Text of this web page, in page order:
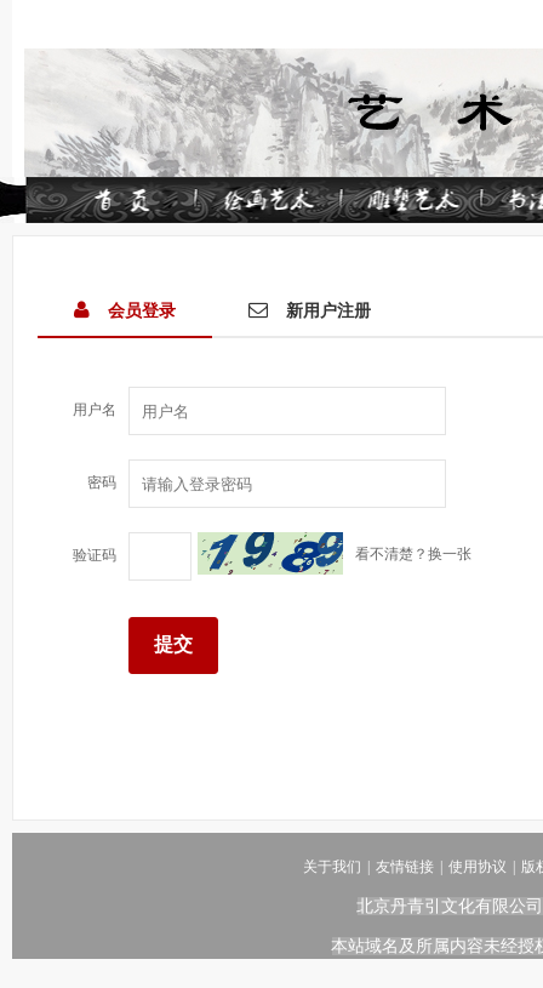
会员登录 新用户注册
用户名
密码
验证码 看不清楚？换一张
关于我们 友情链接 使用协议 版
北京丹青引文化有限公
本站域名及所属内容未经授